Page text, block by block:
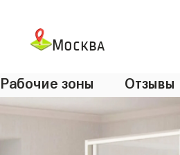
Москва
Рабочие зоны Отзывы